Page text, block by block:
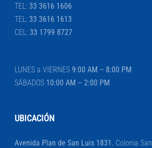
TEL: 33 3616 1606
TEL: 33 3616 1613
CEL: 33 1799 8727
LUNES a VIERNES 9:00 AM – 8:00 PM
SÁBADOS 10:00 AM – 2:00 PM
UBICACIÓN
Avenida Plan de San Luis 1831. Colonia San